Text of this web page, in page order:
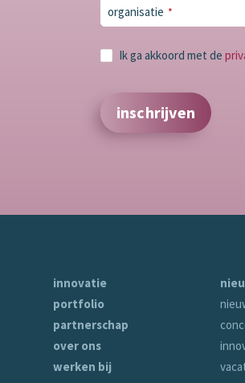
organisatie *
Ik ga akkoord met de
inschrijven
innovatie
portfolio
partnerschap
over ons
werken bij